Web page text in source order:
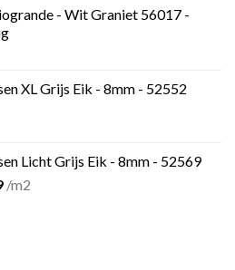
€ 9,99.
- Wit Graniet 56017 -
XL Grijs Eik - 8mm - 52552
Licht Grijs Eik - 8mm - 52569
Huidige
/m2